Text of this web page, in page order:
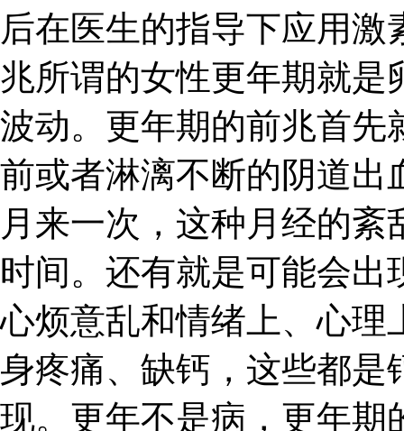
后在医生的指导下应用
兆所谓的女性更年期就是
波动。更年期的前兆首先
前或者淋漓不断的阴道出
月来一次，这种月经的
时间。还有就是可能会
心烦意乱和情绪上、心理
身疼痛、缺钙，这些都是
现。更年不是病，更年期